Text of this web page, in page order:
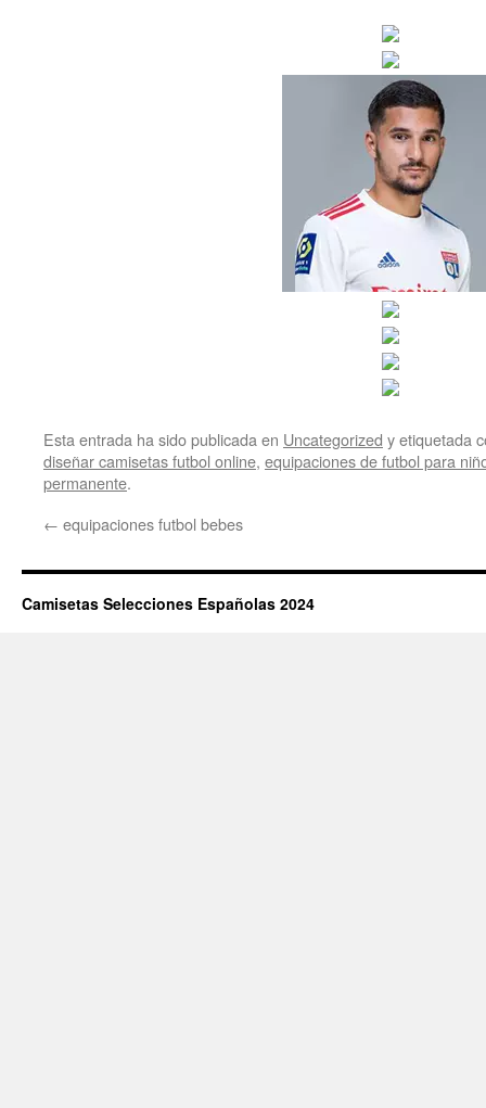
Esta entrada ha sido publicada en Uncategorized y etiquetada
diseñar camisetas futbol online, equipaciones de futbol para
permanente.
← equipaciones futbol bebes
Camisetas Selecciones Españolas 2024